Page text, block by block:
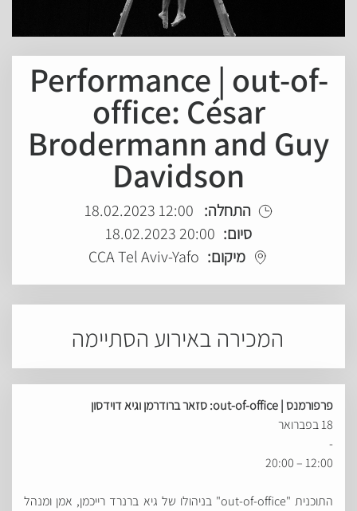
Performance | out-of-
office: César
Brodermann and Guy
Davidson
התחלה: 12:00 18.02.2023
סיום: 20:00 18.02.2023
מיקום: CCA Tel Aviv-Yafo
המכירה באירוע הסתיימה
פרפורמנס | out-of-office: סזאר ברודרמן וגיא דוידסון
18 בפברואר
-
12:00 – 20:00
התוכנית "out-of-office" בניהולו של גיא ברנרד רייכמן, אמן ומנהל